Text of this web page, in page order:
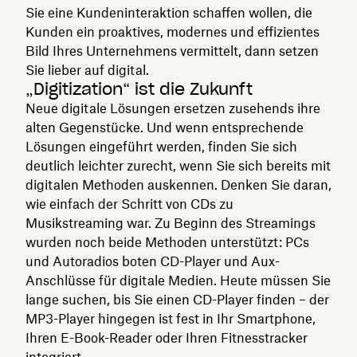
Sie eine Kundeninteraktion schaffen wollen, die
Kunden ein proaktives, modernes und effizientes
Bild Ihres Unternehmens vermittelt, dann setzen
Sie lieber auf digital.
„Digitization“ ist die Zukunft
Neue digitale Lösungen ersetzen zusehends ihre
alten Gegenstücke. Und wenn entsprechende
Lösungen eingeführt werden, finden Sie sich
deutlich leichter zurecht, wenn Sie sich bereits mit
digitalen Methoden auskennen. Denken Sie daran,
wie einfach der Schritt von CDs zu
Musikstreaming war. Zu Beginn des Streamings
wurden noch beide Methoden unterstützt: PCs
und Autoradios boten CD-Player und Aux-
Anschlüsse für digitale Medien. Heute müssen Sie
lange suchen, bis Sie einen CD-Player finden – der
MP3-Player hingegen ist fest in Ihr Smartphone,
Ihren E-Book-Reader oder Ihren Fitnesstracker